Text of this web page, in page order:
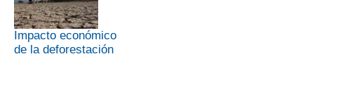
Impacto económico
de la deforestación